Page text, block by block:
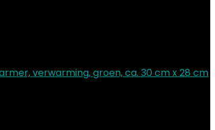
verwarming, groen, ca. 30 cm x 28 cm